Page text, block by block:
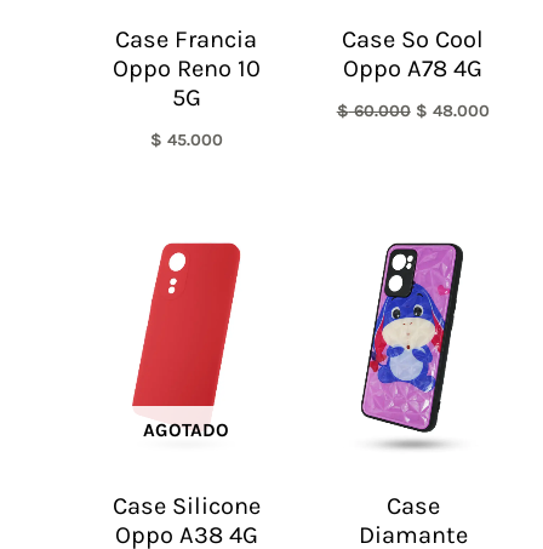
Case Francia
Oppo Reno 10
5G
$ 45.000
Case So Cool
Oppo A78 4G
$60.000 $ 48.000
AGOTADO
Case Silicone
Oppo A38 4G
Case
Diamante